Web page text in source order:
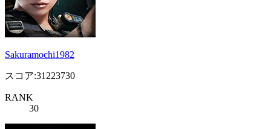
Sakuramochi1982
スコア:31223730
RANK
30